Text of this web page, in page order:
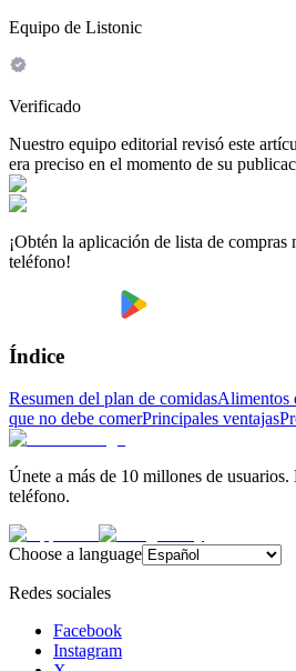
Equipo de Listonic
Verificado
Nuestro equipo editorial revisó este
era preciso en el momento de su
¡Obtén la aplicación de lista de compras
teléfono!
Índice
Resumen del plan de comidasAlimentos
que no debe comerPrincipales ventajas
Únete a más de 10 millones de
teléfono.
Choose a language
Redes sociales
Facebook
Instagram